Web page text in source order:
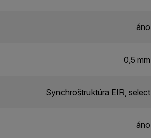
áno
0,5 mm
Synchroštruktúra EIR, select
áno